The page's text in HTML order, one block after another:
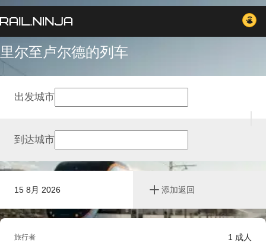
里尔至卢尔德的列车
15 8月 2026 添加返回
出发城市
到达城市
旅行者 1 成人